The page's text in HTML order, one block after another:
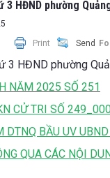
3 HĐND phường
Print
Send
3 HĐND phường
NĂM 2025 SỐ 251
CỬ TRI SỐ
DTNQ BẦU UV
QUA CÁC NỘI